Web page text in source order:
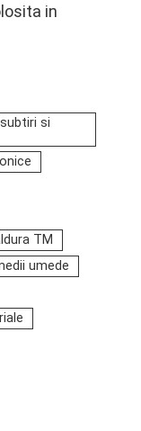
in
si
TM
umede